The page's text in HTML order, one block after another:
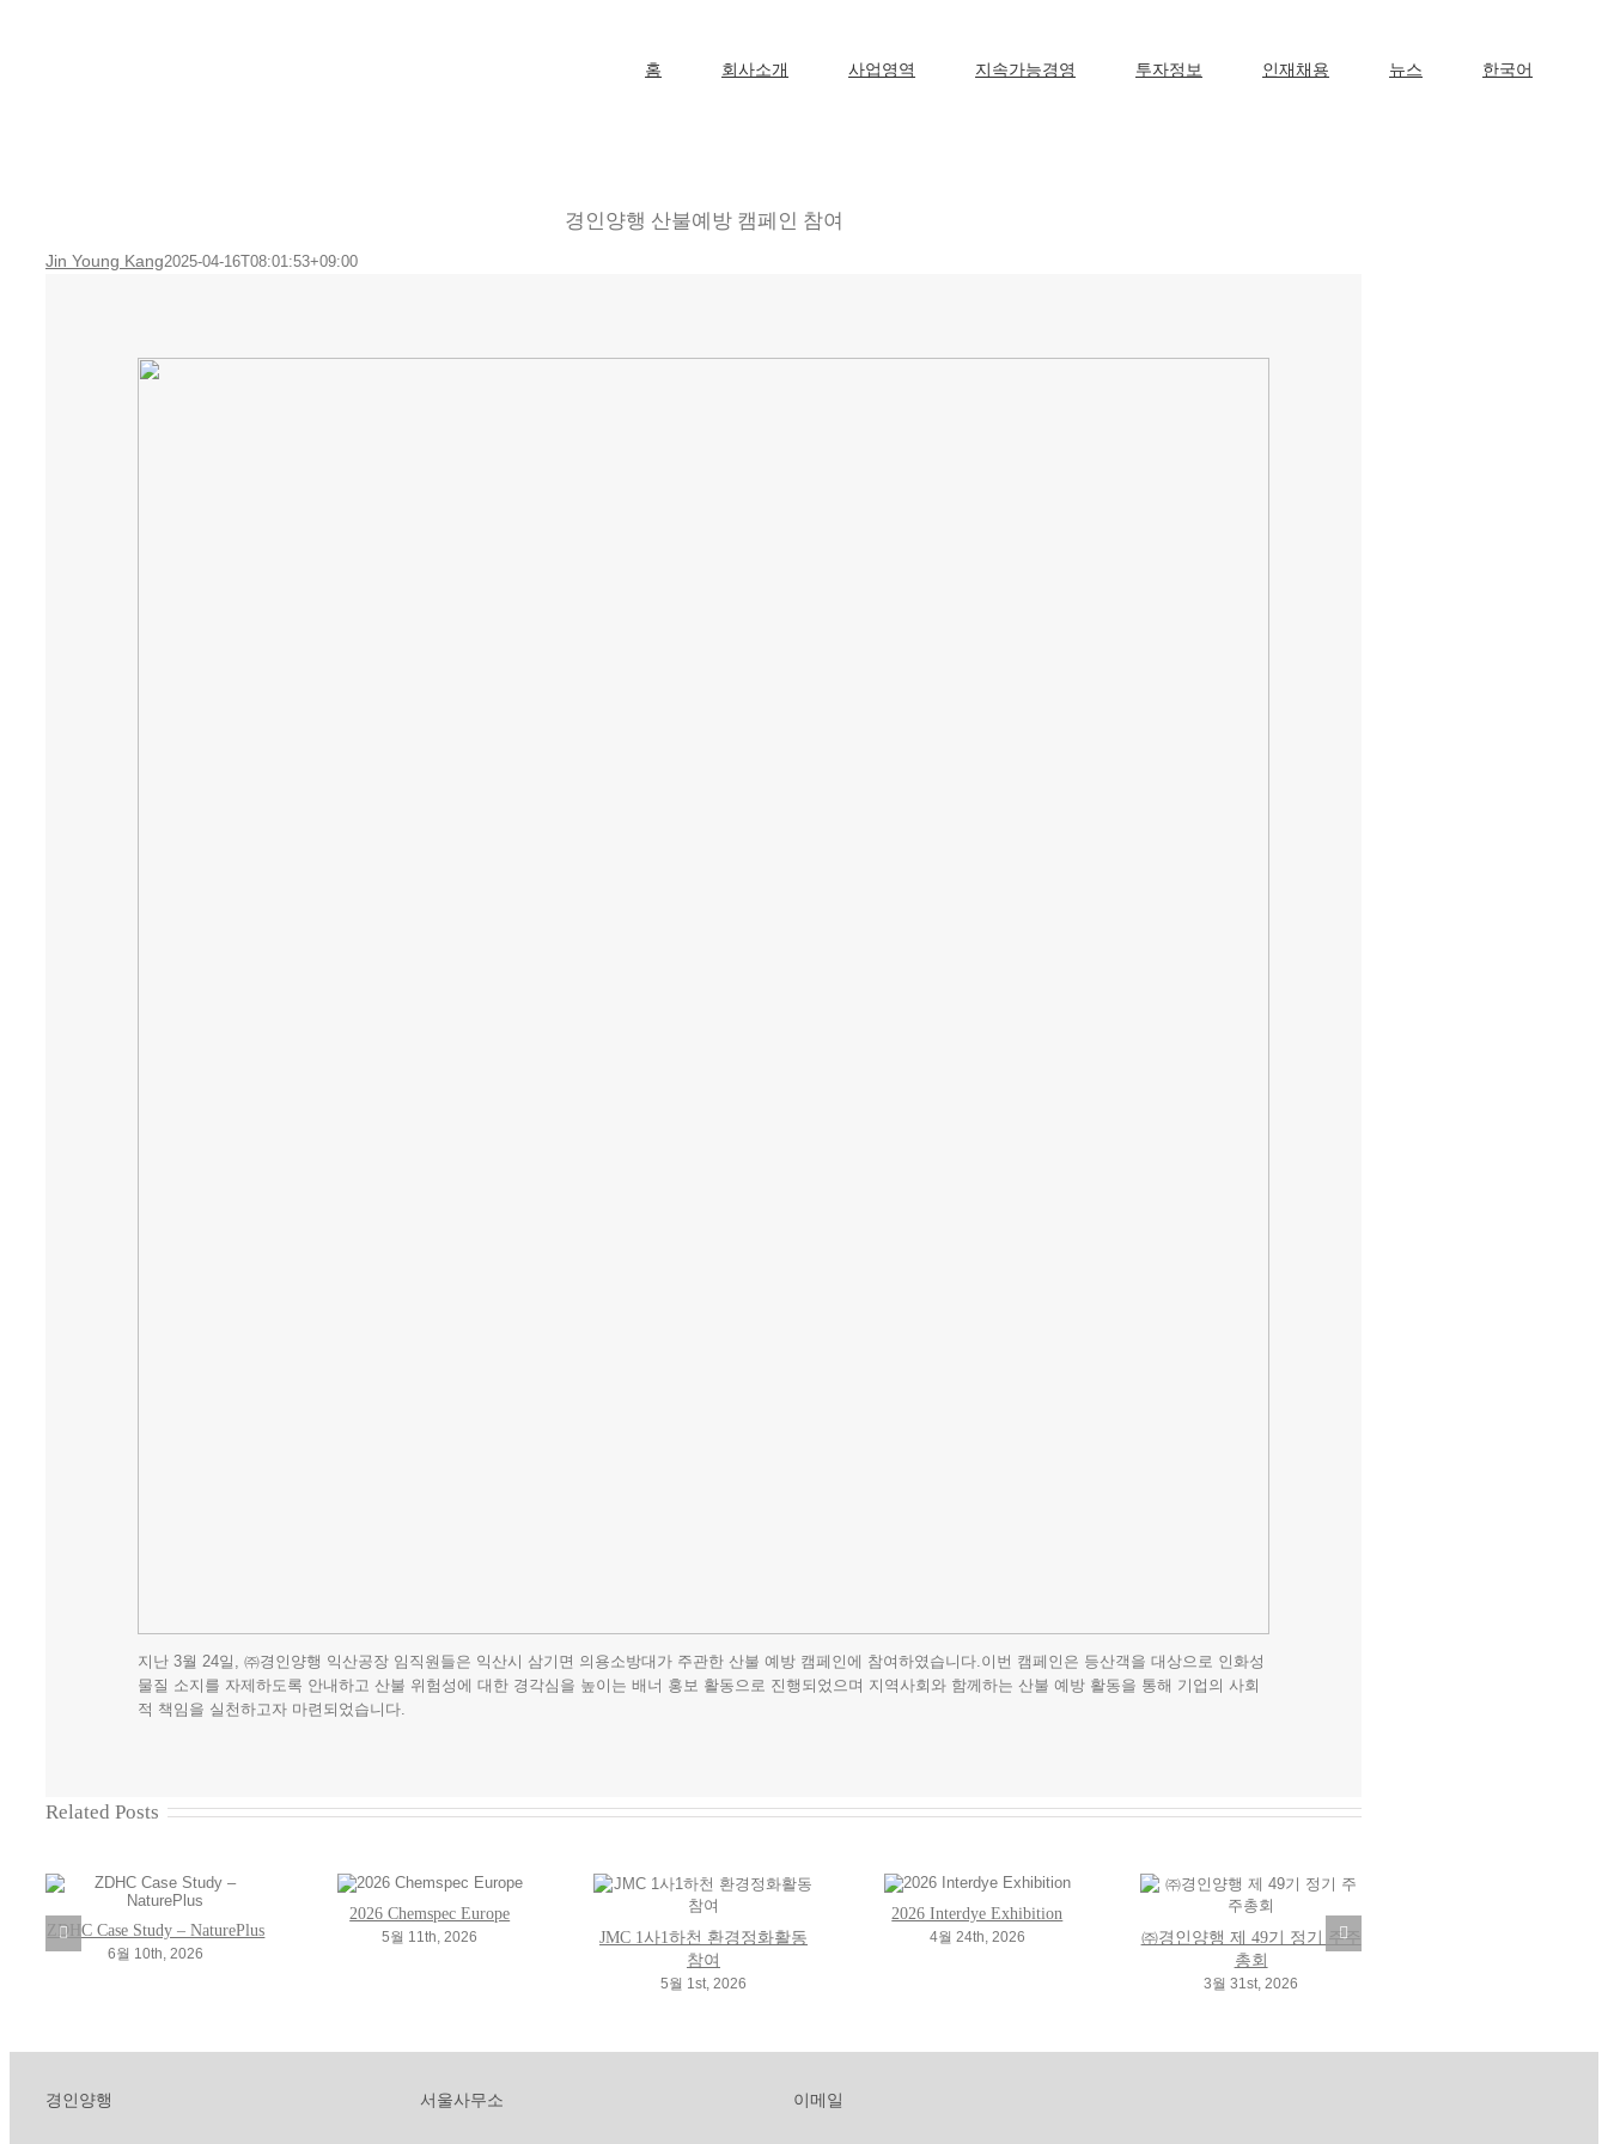
홈 회사소개 사업영역 지속가능경영 투자정보 인재채용 뉴스 한국어
경인양행 산불예방 캠페인 참여
Jin Young Kang2025-04-16T08:01:53+09:00
지난 3월 24일, ㈜경인양행 익산공장 임직원들은 익산시 삼기면 의용소방대가 주관한 산불 예방 캠페인에 참여하였습니다.이번 캠페인은 등산객을 대상으로 인화성
물질 소지를 자제하도록 안내하고 산불 위험성에 대한 경각심을 높이는 배너 홍보 활동으로 진행되었으며 지역사회와 함께하는 산불 예방 활동을 통해 기업의 사회
적 책임을 실천하고자 마련되었습니다.
Related Posts
ZDHC Case Study – NaturePlus
6월 10th, 2026
2026 Chemspec Europe
5월 11th, 2026
JMC 1사1하천 환경정화활동
참여
5월 1st, 2026
2026 Interdye Exhibition
4월 24th, 2026
㈜경인양행 제 49기 정기 주주
총회
3월 31st, 2026
경인양행 서울사무소 이메일